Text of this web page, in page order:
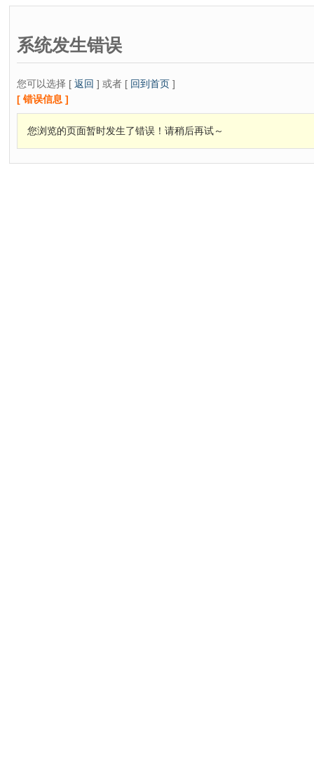
系统发生错误
您可以选择 [ 返回 ] 或者 [ 回到首页 ]
[ 错误信息 ]
您浏览的页面暂时发生了错误！请稍后再试～